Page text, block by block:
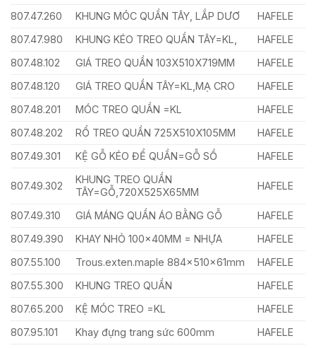
807.47.260
KHUNG MÓC QUẦN TÂY, LẮP DƯƠ
HAFELE
807.47.980
KHUNG KÉO TREO QUẦN TÂY=KL,
HAFELE
807.48.102
GIÁ TREO QUẦN 103X510X719MM
HAFELE
807.48.120
GIÁ TREO QUẦN TÂY=KL,MẠ CRO
HAFELE
807.48.201
MÓC TREO QUẦN =KL
HAFELE
807.48.202
RỔ TREO QUẦN 725X510X105MM
HAFELE
807.49.301
KỆ GỖ KÉO ĐỂ QUẦN=GỖ SỒ HAFELE
807.49.302
KHUNG TREO QUẦN
TÂY=GỖ,720X525X65MM
HAFELE
807.49.310 GIÁ MÁNG QUẦN ÁO BẰNG GỖ
HAFELE
807.49.390
KHAY NHỎ 100x40MM = NHỰA
HAFELE
807.55.100
Trous.exten.maple 884x510x61mm
HAFELE
807.55.300
KHUNG TREO QUẦN
HAFELE
807.65.200
KỆ MÓC TREO =KL
HAFELE
807.95.101
Khay đựng trang sức 600mm
HAFELE